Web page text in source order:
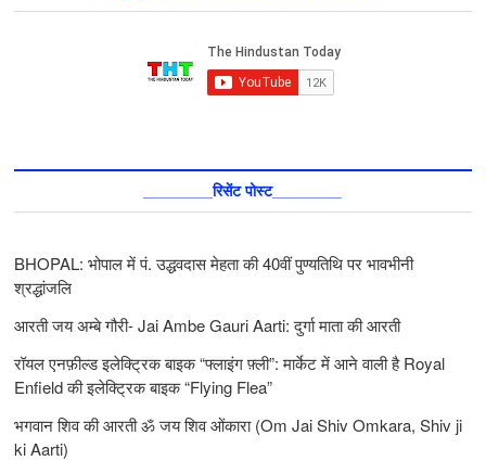
________रिसेंट पोस्ट________
BHOPAL: भोपाल में पं. उद्धवदास मेहता की 40वीं पुण्यतिथि पर भावभीनी
श्रद्धांजलि
आरती जय अम्बे गौरी- Jai Ambe Gauri Aarti: दुर्गा माता की आरती
रॉयल एनफ़ील्ड इलेक्ट्रिक बाइक “फ्लाइंग फ़्ली”: मार्केट में आने वाली है Royal
Enfield की इलेक्ट्रिक बाइक “Flying Flea”
भगवान शिव की आरती ॐ जय शिव ओंकारा (Om Jai Shiv Omkara, Shiv ji
ki Aarti)